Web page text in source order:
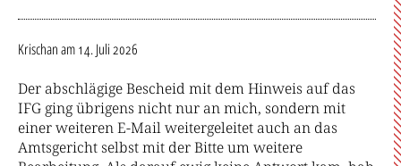
Krischanam 14. Juli 2026
Der abschlägige Bescheid mit dem Hinweis auf das
IFG ging übrigens nicht nur an mich, sondern mit
einer weiteren E-Mail weitergeleitet auch an das
Amtsgericht selbst mit der Bitte um weitere